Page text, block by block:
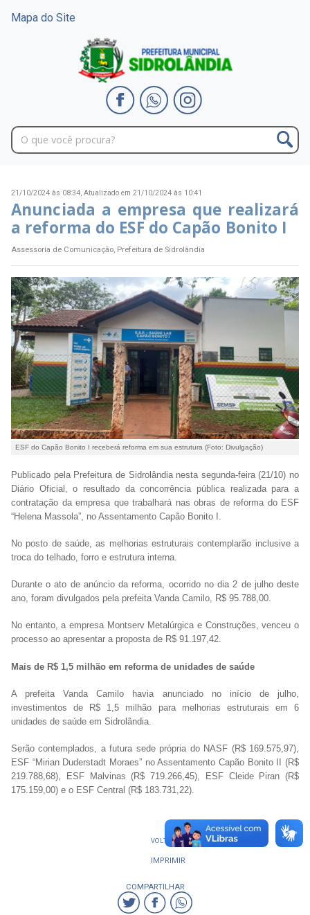
Mapa do Site
21/10/2024 às 08:34, Atualizado em 21/10/2024 às 10:41
Anunciada a empresa que realizará
a reforma do ESF do Capão Bonito I
Assessoria de Comunicação, Prefeitura de Sidrolândia
ESF do Capão Bonito I receberá reforma em sua estrutura (Foto: Divulgação)
Publicado pela Prefeitura de Sidrolândia nesta segunda-feira (21/10) no
Diário Oficial, o resultado da concorrência pública realizada para a
contratação da empresa que trabalhará nas obras de reforma do ESF
“Helena Massola”, no Assentamento Capão Bonito I.
No posto de saúde, as melhorias estruturais contemplarão inclusive a
troca do telhado, forro e estrutura interna.
Durante o ato de anúncio da reforma, ocorrido no dia 2 de julho deste
ano, foram divulgados pela prefeita Vanda Camilo, R$ 95.788,00.
No entanto, a empresa Montserv Metalúrgica e Construções, venceu o
processo ao apresentar a proposta de R$ 91.197,42.
Mais de R$ 1,5 milhão em reforma de unidades de saúde
A prefeita Vanda Camilo havia anunciado no início de julho,
investimentos de R$ 1,5 milhão para melhorias estruturais em 6
unidades de saúde em Sidrolândia.
Serão contemplados, a futura sede própria do NASF (R$ 169.575,97),
ESF “Mirian Duderstadt Moraes” no Assentamento Capão Bonito II (R$
219.788,68), ESF Malvinas (R$ 719.266,45), ESF Cleide Piran (R$
175.159,00) e o ESF Central (R$ 183.731,22).
VOLTAR
IMPRIMIR
COMPARTILHAR